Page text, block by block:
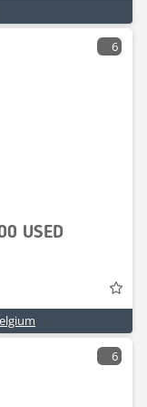
6
USED
6